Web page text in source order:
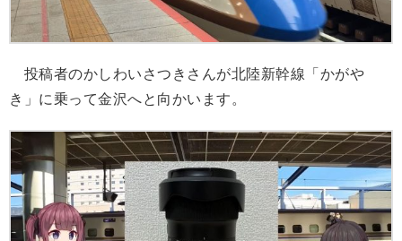
投稿者のかしわいさつきさんが北陸新幹線「かがや
き」に乗って金沢へと向かいます。